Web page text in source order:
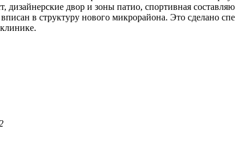
дизайнерские двор и зоны патио, спортивная
в структуру нового микрорайона. Это сделано